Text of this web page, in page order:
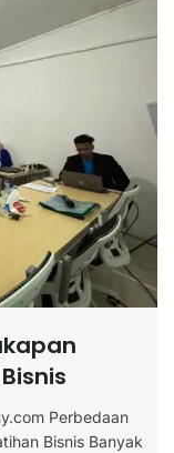
Perbedaan
Bisnis Banyak